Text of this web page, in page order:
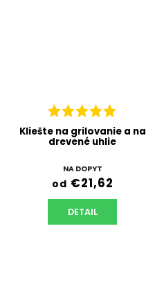
Kliešte na grilovanie a na
drevené uhlie
NA DOPYT
od €21,62
DETAIL